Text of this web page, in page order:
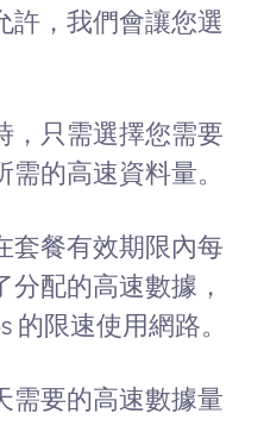
許，我們會讓您選
，只需選擇您需要
的高速資料量。
套餐有效期限內每
分配的高速數據，
的限速使用網路。
需要的高速數據量